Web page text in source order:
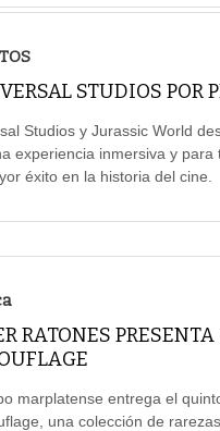
STUDIOS POR
Studios y Jurassic World
experiencia inmersiva y
éxito en la historia del cine.
RATONES
marplatense entrega el
una colección de